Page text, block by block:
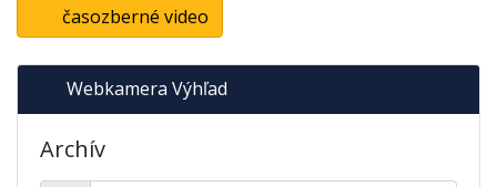
časozberné video
Webkamera Výhľad
Archív